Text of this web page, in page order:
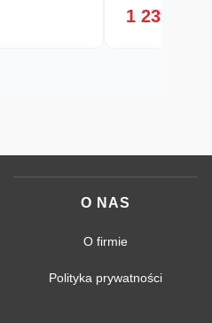
1 239,-
O NAS
O firmie
Polityka prywatności